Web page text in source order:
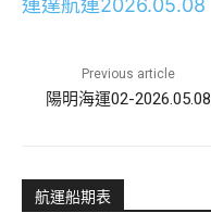
運達航運2026.05.08
Previous article
陽明海運02-2026.05.08
航運船期表